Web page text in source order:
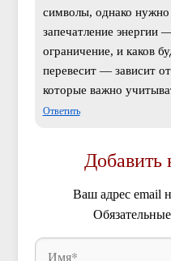
символы, однако
запечатление энергии
ограничение, и каков
перевесит — зависит
которые важно
Ответить
Добавить
Ваш адрес email